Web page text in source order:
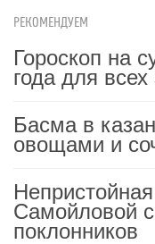
РЕКОМЕНДУЕМ
Гороскоп на
года для
Басма в
овощами и
Самойловой
поклонников